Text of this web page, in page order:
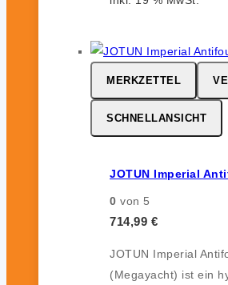
MERKZETTEL
SCHNELLANSICHT
JOTUN Imperial
0 von 5
714,99 €
JOTUN Imperial
(Megayacht) ist ein